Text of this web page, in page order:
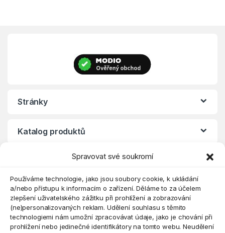
Spravovat své soukromí
Používáme technologie, jako jsou soubory cookie, k ukládání
a/nebo přístupu k informacím o zařízení. Děláme to za účelem
zlepšení uživatelského zážitku při prohlížení a zobrazování
(ne)personalizovaných reklam. Udělení souhlasu s těmito
technologiemi nám umožní zpracovávat údaje, jako je chování při
prohlížení nebo jedinečné identifikátory na tomto webu. Neudělení
Stránky
Katalog produktů